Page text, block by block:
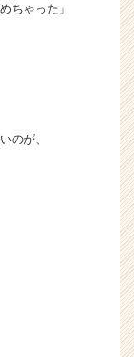
ちゃった」
のが、